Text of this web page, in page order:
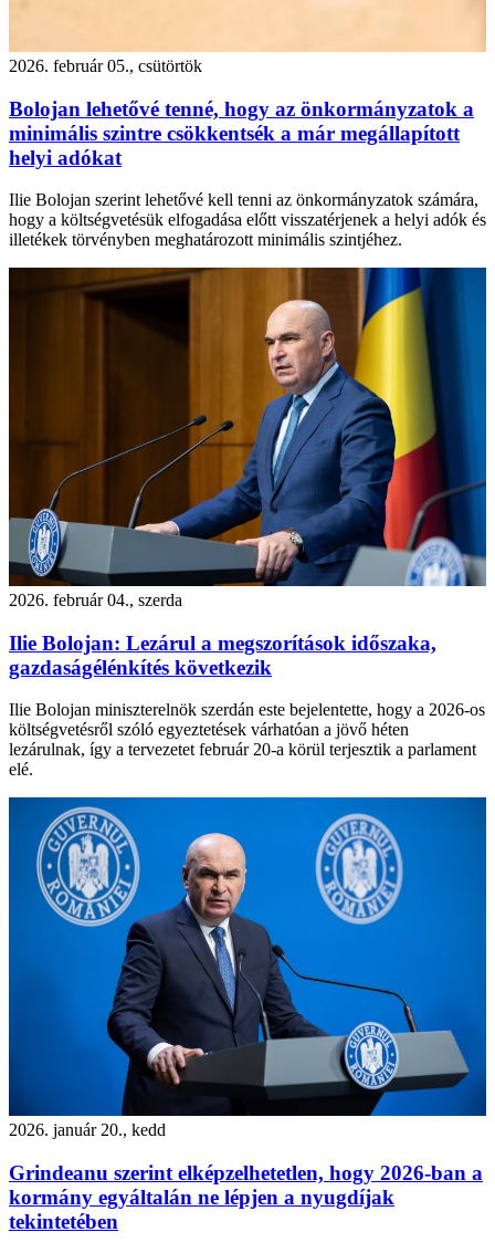
2026. február 05., csütörtök
Bolojan lehetővé tenné, hogy az önkormányzatok a
minimális szintre csökkentsék a már megállapított
helyi adókat
Ilie Bolojan szerint lehetővé kell tenni az önkormányzatok számára,
hogy a költségvetésük elfogadása előtt visszatérjenek a helyi adók és
illetékek törvényben meghatározott minimális szintjéhez.
2026. február 04., szerda
Ilie Bolojan: Lezárul a megszorítások időszaka,
gazdaságélénkítés következik
Ilie Bolojan miniszterelnök szerdán este bejelentette, hogy a 2026-os
költségvetésről szóló egyeztetések várhatóan a jövő héten
lezárulnak, így a tervezetet február 20-a körül terjesztik a parlament
elé.
2026. január 20., kedd
Grindeanu szerint elképzelhetetlen, hogy 2026-ban a
kormány egyáltalán ne lépjen a nyugdíjak
tekintetében